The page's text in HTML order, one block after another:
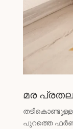
മര
പുറത്തെ